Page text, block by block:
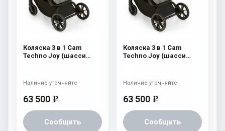
Коляска 3 в 1 Cam
Techno Joy (шасси
63 500 e
Сообщить
Наличие уточняйте
Коляска 3 в 1 Cam
Techno Joy (шасси
63 500 e
Сообщить
Наличие уточняйте